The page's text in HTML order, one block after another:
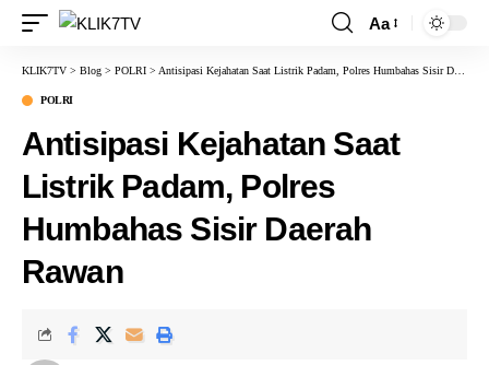
Aa
KLIK7TV > Blog > POLRI > Antisipasi Kejahatan Saat Listrik Padam, Polres Humbahas Sisir Daerah Rawan
POLRI
Antisipasi Kejahatan Saat
Listrik Padam, Polres
Humbahas Sisir Daerah
Rawan